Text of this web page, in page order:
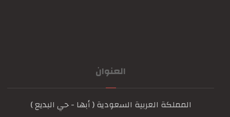
العنوان
المملكة العربية السعودية ( أبها - حي البديع )